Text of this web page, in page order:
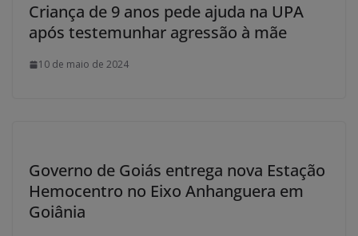
Criança de 9 anos pede ajuda na UPA
após testemunhar agressão à mãe
10 de maio de 2024
Governo de Goiás entrega nova Estação
Hemocentro no Eixo Anhanguera em
Goiânia